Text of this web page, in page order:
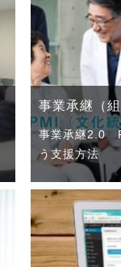
事業承継（
事業承継2.0
う支援方法